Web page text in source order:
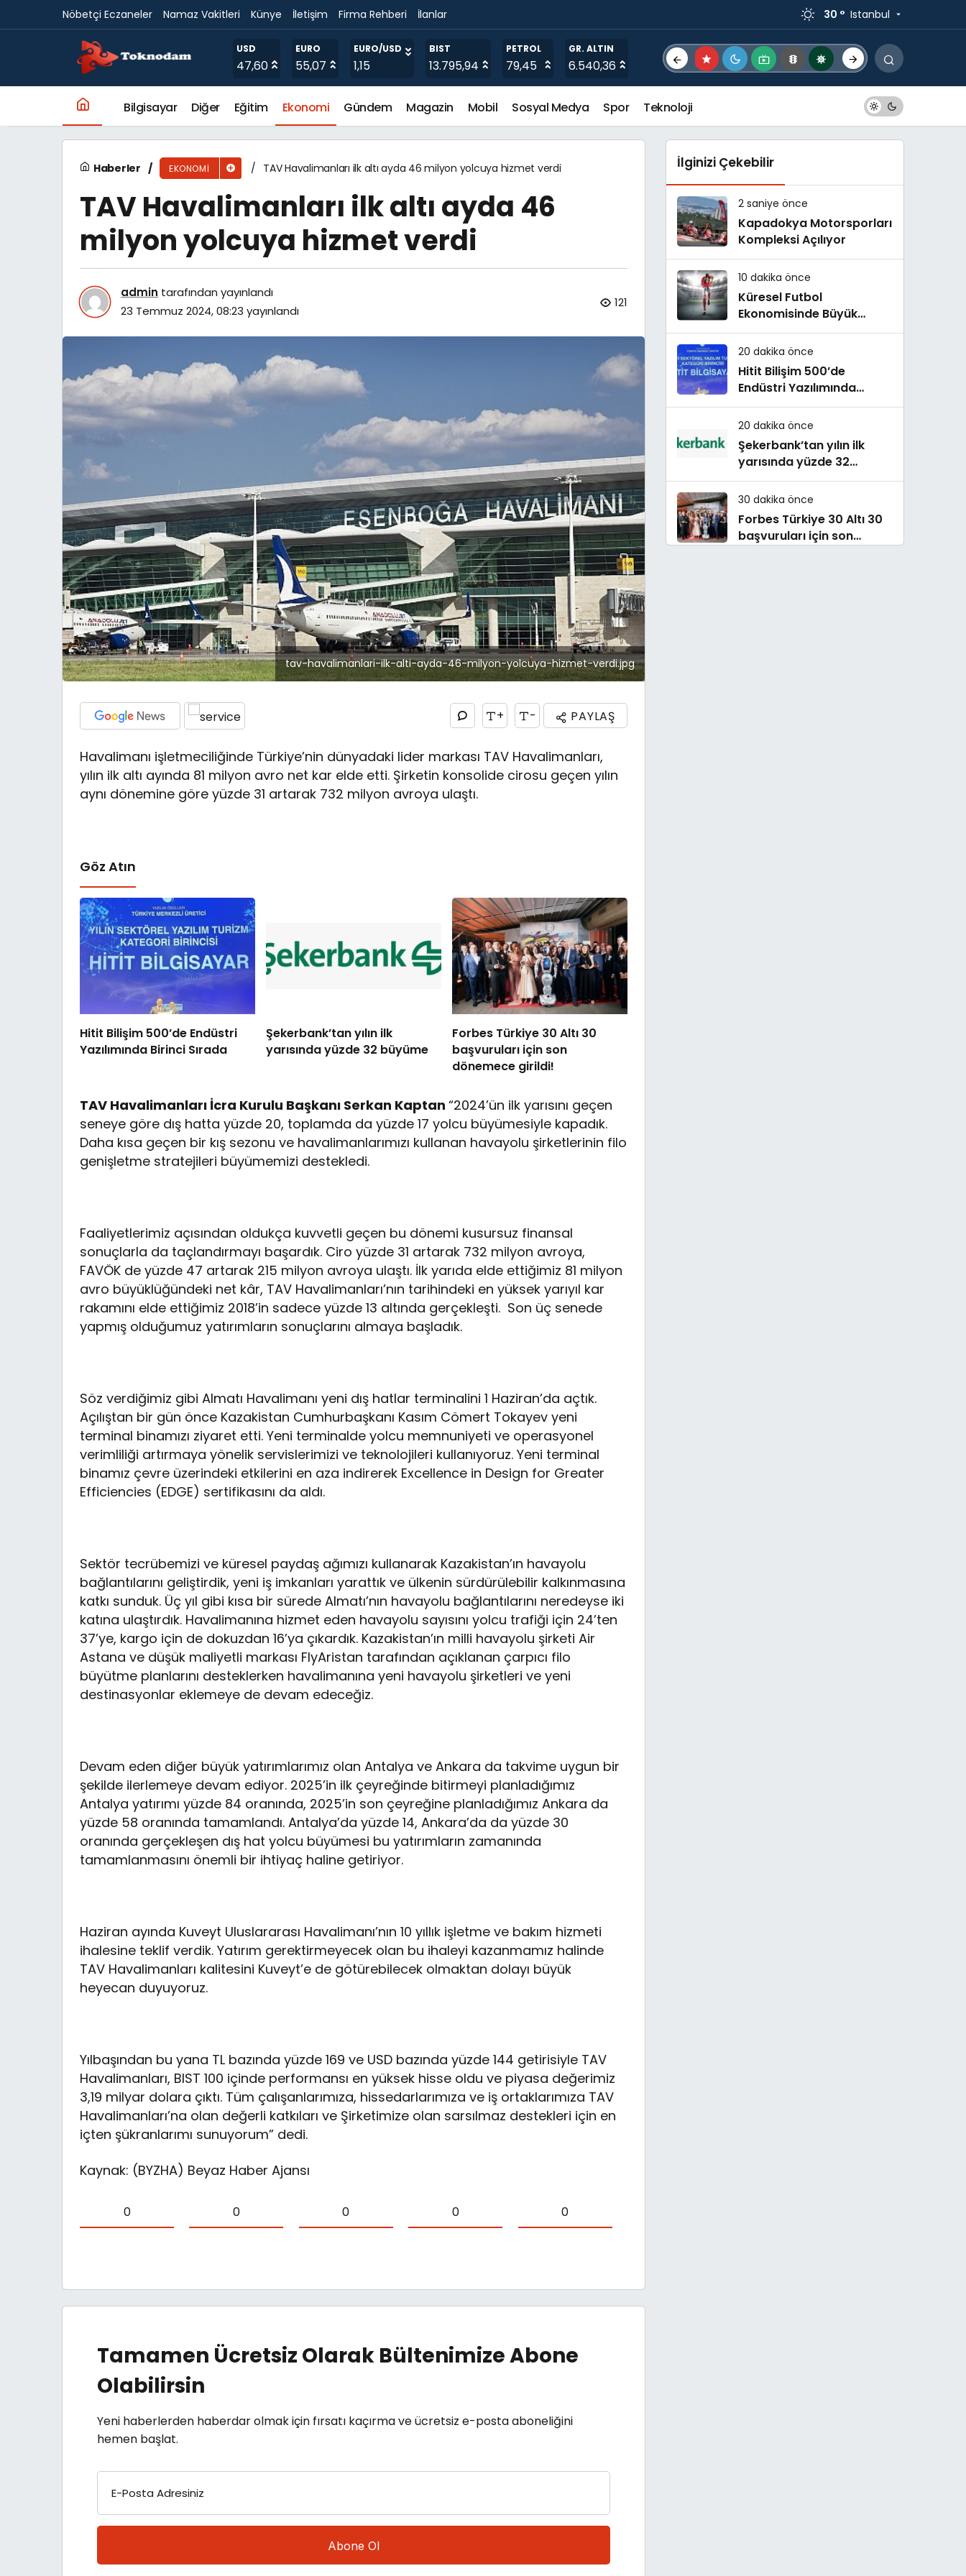
Nöbetçi Eczaneler Namaz Vakitleri Künye İletişim Firma Rehberi İlanlar 30 ° Istanbul
USD
47,60
EURO
55,07
EURO/USD
1,15
BIST
13.795,94
PETROL
79,45
GR. ALTIN
6.540,36
Bilgisayar Diğer Eğitim Ekonomi Gündem Magazin Mobil Sosyal Medya Spor Teknoloji
Haberler EKONOMI TAV Havalimanları ilk altı ayda 46 milyon yolcuya hizmet verdi
TAV Havalimanları ilk altı ayda 46
milyon yolcuya hizmet verdi
admin tarafından yayınlandı
23 Temmuz 2024, 08:23 yayınlandı
121
tav-havalimanlari-ilk-alti-ayda-46-milyon-yolcuya-hizmet-verdi.jpg
+ - PAYLAŞ
Havalimanı işletmeciliğinde Türkiye’nin dünyadaki lider markası TAV Havalimanları,
yılın ilk altı ayında 81 milyon avro net kar elde etti. Şirketin konsolide cirosu geçen yılın
aynı dönemine göre yüzde 31 artarak 732 milyon avroya ulaştı.
Göz Atın
Hitit Bilişim 500’de Endüstri
Yazılımında Birinci Sırada
Şekerbank’tan yılın ilk
yarısında yüzde 32 büyüme
Forbes Türkiye 30 Altı 30
başvuruları için son
dönemece girildi!
TAV Havalimanları İcra Kurulu Başkanı Serkan Kaptan“2024’ün ilk yarısını geçen
seneye göre dış hatta yüzde 20, toplamda da yüzde 17 yolcu büyümesiyle kapadık.
Daha kısa geçen bir kış sezonu ve havalimanlarımızı kullanan havayolu şirketlerinin filo
genişletme stratejileri büyümemizi destekledi.
Faaliyetlerimiz açısından oldukça kuvvetli geçen bu dönemi kusursuz finansal
sonuçlarla da taçlandırmayı başardık. Ciro yüzde 31 artarak 732 milyon avroya,
FAVÖK de yüzde 47 artarak 215 milyon avroya ulaştı. İlk yarıda elde ettiğimiz 81 milyon
avro büyüklüğündeki net kâr, TAV Havalimanları’nın tarihindeki en yüksek yarıyıl kar
rakamını elde ettiğimiz 2018’in sadece yüzde 13 altında gerçekleşti. Son üç senede
yapmış olduğumuz yatırımların sonuçlarını almaya başladık.
Söz verdiğimiz gibi Almatı Havalimanı yeni dış hatlar terminalini 1 Haziran’da açtık.
Açılıştan bir gün önce Kazakistan Cumhurbaşkanı Kasım Cömert Tokayev yeni
terminal binamızı ziyaret etti. Yeni terminalde yolcu memnuniyeti ve operasyonel
verimliliği artırmaya yönelik servislerimizi ve teknolojileri kullanıyoruz. Yeni terminal
binamız çevre üzerindeki etkilerini en aza indirerek Excellence in Design for Greater
Efficiencies (EDGE) sertifikasını da aldı.
Sektör tecrübemizi ve küresel paydaş ağımızı kullanarak Kazakistan’ın havayolu
bağlantılarını geliştirdik, yeni iş imkanları yarattık ve ülkenin sürdürülebilir kalkınmasına
katkı sunduk. Üç yıl gibi kısa bir sürede Almatı’nın havayolu bağlantılarını neredeyse iki
katına ulaştırdık. Havalimanına hizmet eden havayolu sayısını yolcu trafiği için 24’ten
37’ye, kargo için de dokuzdan 16’ya çıkardık. Kazakistan’ın milli havayolu şirketi Air
Astana ve düşük maliyetli markası FlyAristan tarafından açıklanan çarpıcı filo
büyütme planlarını desteklerken havalimanına yeni havayolu şirketleri ve yeni
destinasyonlar eklemeye de devam edeceğiz.
Devam eden diğer büyük yatırımlarımız olan Antalya ve Ankara da takvime uygun bir
şekilde ilerlemeye devam ediyor. 2025’in ilk çeyreğinde bitirmeyi planladığımız
Antalya yatırımı yüzde 84 oranında, 2025’in son çeyreğine planladığımız Ankara da
yüzde 58 oranında tamamlandı. Antalya’da yüzde 14, Ankara’da da yüzde 30
oranında gerçekleşen dış hat yolcu büyümesi bu yatırımların zamanında
tamamlanmasını önemli bir ihtiyaç haline getiriyor.
Haziran ayında Kuveyt Uluslararası Havalimanı’nın 10 yıllık işletme ve bakım hizmeti
ihalesine teklif verdik. Yatırım gerektirmeyecek olan bu ihaleyi kazanmamız halinde
TAV Havalimanları kalitesini Kuveyt’e de götürebilecek olmaktan dolayı büyük
heyecan duyuyoruz.
Yılbaşından bu yana TL bazında yüzde 169 ve USD bazında yüzde 144 getirisiyle TAV
Havalimanları, BIST 100 içinde performansı en yüksek hisse oldu ve piyasa değerimiz
3,19 milyar dolara çıktı. Tüm çalışanlarımıza, hissedarlarımıza ve iş ortaklarımıza TAV
Havalimanları’na olan değerli katkıları ve Şirketimize olan sarsılmaz destekleri için en
içten şükranlarımı sunuyorum” dedi.
Kaynak: (BYZHA) Beyaz Haber Ajansı
0 0 0 0 0
Tamamen Ücretsiz Olarak Bültenimize Abone
Olabilirsin
Yeni haberlerden haberdar olmak için fırsatı kaçırma ve ücretsiz e-posta aboneliğini
hemen başlat.
E-Posta Adresiniz
İlginizi Çekebilir
2 saniye önce
Kapadokya Motorsporları
Kompleksi Açılıyor
10 dakika önce
Küresel Futbol
Ekonomisinde Büyük
Dönüşüm!
20 dakika önce
Hitit Bilişim 500’de
Endüstri Yazılımında
Birinci Sırada
20 dakika önce
Şekerbank’tan yılın ilk
yarısında yüzde 32
büyüme
30 dakika önce
Forbes Türkiye 30 Altı 30
başvuruları için son
Aksa Doğalgaz 2030 Yılına Kadar 1,5 Milyar Dolar Yatırım Yapmayı Hedefliyor